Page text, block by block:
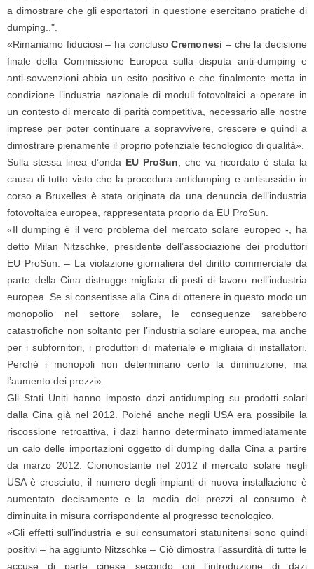
a dimostrare che gli esportatori in questione esercitano pratiche di
dumping..".
«Rimaniamo fiduciosi – ha conclusoCremonesi – che la decisione
finale della Commissione Europea sulla disputa anti-dumping e
anti-sovvenzioni abbia un esito positivo e che finalmente metta in
condizione l’industria nazionale di moduli fotovoltaici a operare in
un contesto di mercato di parità competitiva, necessario alle nostre
imprese per poter continuare a sopravvivere, crescere e quindi a
dimostrare pienamente il proprio potenziale tecnologico di qualità».
Sulla stessa linea d’onda EU ProSun , che va ricordato è stata la
causa di tutto visto che la procedura antidumping e antisussidio in
corso a Bruxelles è stata originata da una denuncia dell’industria
fotovoltaica europea, rappresentata proprio da EU ProSun.
«Il dumping è il vero problema del mercato solare europeo -, ha
detto Milan Nitzschke, presidente dell’associazione dei produttori
EU ProSun. – La violazione giornaliera del diritto commerciale da
parte della Cina distrugge migliaia di posti di lavoro nell’industria
europea. Se si consentisse alla Cina di ottenere in questo modo un
monopolio nel settore solare, le conseguenze sarebbero
catastrofiche non soltanto per l’industria solare europea, ma anche
per i subfornitori, i produttori di materiale e migliaia di installatori.
Perché i monopoli non determinano certo la diminuzione, ma
l’aumento dei prezzi».
Gli Stati Uniti hanno imposto dazi antidumping su prodotti solari
dalla Cina già nel 2012. Poiché anche negli USA era possibile la
riscossione retroattiva, i dazi hanno determinato immediatamente
un calo delle importazioni oggetto di dumping dalla Cina a partire
da marzo 2012. Ciononostante nel 2012 il mercato solare negli
USA è cresciuto, il numero degli impianti di nuova installazione è
aumentato decisamente e la media dei prezzi al consumo è
diminuita in misura corrispondente al progresso tecnologico.
«Gli effetti sull’industria e sui consumatori statunitensi sono quindi
positivi – ha aggiunto Nitzschke – Ciò dimostra l’assurdità di tutte le
accuse di parte cinese secondo cui l’introduzione di dazi